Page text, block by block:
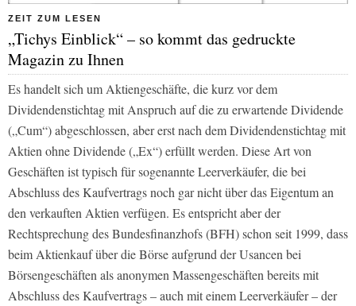
ZEIT ZUM LESEN
„Tichys Einblick“ – so kommt das gedruckte
Magazin zu Ihnen
Es handelt sich um Aktiengeschäfte, die kurz vor dem
Dividendenstichtag mit Anspruch auf die zu erwartende Dividende
(„Cum“) abgeschlossen, aber erst nach dem Dividendenstichtag mit
Aktien ohne Dividende („Ex“) erfüllt werden. Diese Art von
Geschäften ist typisch für sogenannte Leerverkäufer, die bei
Abschluss des Kaufvertrags noch gar nicht über das Eigentum an
den verkauften Aktien verfügen. Es entspricht aber der
Rechtsprechung des Bundesfinanzhofs (BFH) schon seit 1999, dass
beim Aktienkauf über die Börse aufgrund der Usancen bei
Börsengeschäften als anonymen Massengeschäften bereits mit
Abschluss des Kaufvertrags – auch mit einem Leerverkäufer – der